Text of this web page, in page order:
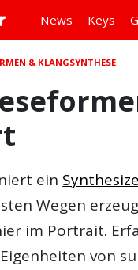
News Keys
& KLANGSYNTHESE
ein
Wegen
im Portrait.
von